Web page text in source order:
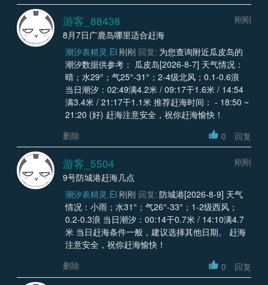
游客_88438
刚刚
8月7日广鹿岛哪里适合赶海
潮汐表精灵.EI 刚刚 回复: 为您查询附近瓜皮岛的
潮汐数据供参考： 瓜皮岛[2026-8-7] 天气情况：
晴；水29°；气25°-31°；2-4级北风；0.1-0.6浪
当日潮汐：02:49满4.2米 / 09:17干1.6米 / 14:54
满3.4米 / 21:17干1.1米 推荐赶海时间： - 18:50 ~
21:20 (好) 赶海注意安全，祝你赶海愉快！
删除
0 回复
游客_5504
刚刚
9号防城港赶海几点
潮汐表精灵.EI 刚刚 回复: 防城港[2026-8-9] 天气
情况：小雨；水31°；气26°-33°；1-2级西风；
0.2-0.3浪 当日潮汐：00:14干0.7米 / 14:10满4.7
米 当日赶海条件一般，建议选择其他日期。 赶海
注意安全，祝你赶海愉快！
删除
0 回复